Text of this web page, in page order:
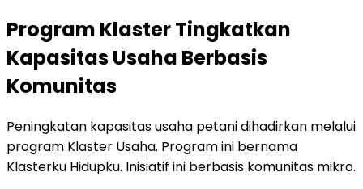
Program Klaster Tingkatkan
Kapasitas Usaha Berbasis
Komunitas
Peningkatan kapasitas usaha petani dihadirkan melalui
program Klaster Usaha. Program ini bernama
Klasterku Hidupku. Inisiatif ini berbasis komunitas mikro.